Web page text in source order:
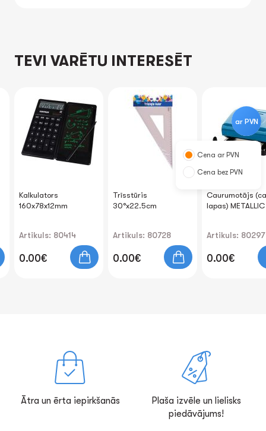
TEVI VARĒTU INTERESĒT
Kalkulators
160x78x12mm
Artikuls: 80414
0.00€
Trīsstūris
30°x22.5cm
Artikuls: 80728
0.00€
Caurumotājs
lapas) METALLIC
Artikuls: 80297
0.00€
ar PVN
Cena ar PVN
Cena bez PVN
Ātra un ērta iepirkšanās
Plaša izvēle un lielisks
piedāvājums!